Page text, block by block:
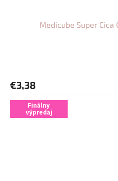
Medicube Super Cica
€3,38
Finálny
výpredaj